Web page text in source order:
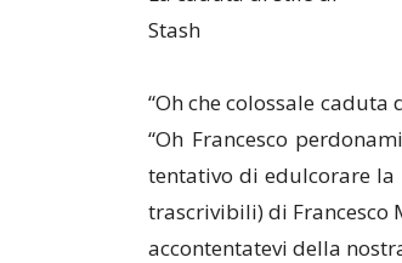
Stash
“Oh che colossale
“Oh Francesco
tentativo di edulcorare
trascrivibili) di
accontentatevi della